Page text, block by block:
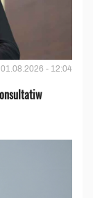
01.08.2026 - 12:04